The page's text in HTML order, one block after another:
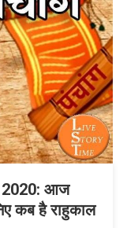
2020: आज
कब है राहुकाल